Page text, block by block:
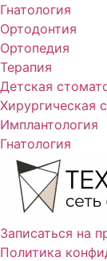
Гнатология
Ортодонтия
Ортопедия
Терапия
Детская
Хирургическая
Имплантология
Гнатология
Записаться на
Политика